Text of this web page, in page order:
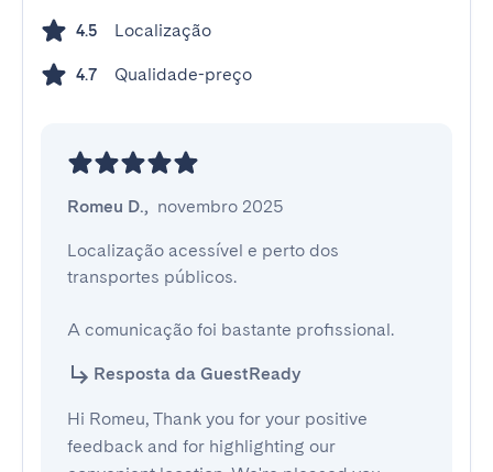
4.5 Localização
4.7 Qualidade-preço
Romeu D., novembro 2025
Localização acessível e perto dos
transportes públicos.
A comunicação foi bastante profissional.
Resposta da GuestReady
Hi Romeu, Thank you for your positive
feedback and for highlighting our